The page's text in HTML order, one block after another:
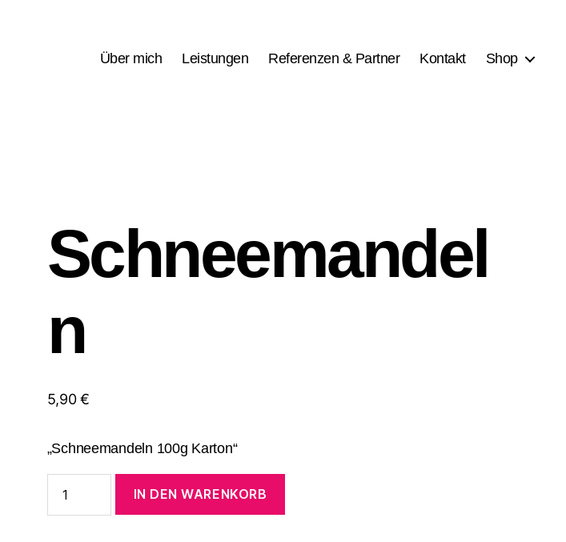
Über mich Leistungen Referenzen & Partner Kontakt Shop
Schneemandel
n
5,90€
„Schneemandeln 100g Karton“
Menge
IN DEN WARENKORB